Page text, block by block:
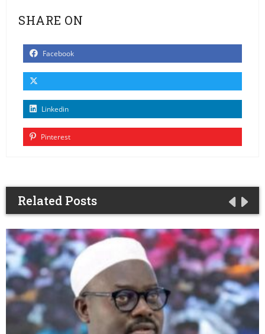
SHARE ON
Facebook
Linkedin
Pinterest
Related Posts